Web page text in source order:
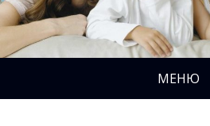
МЕНЮ